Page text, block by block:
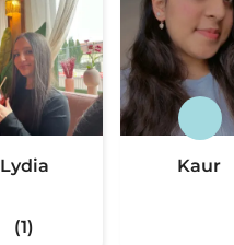
Lydia
(1)
Kaur